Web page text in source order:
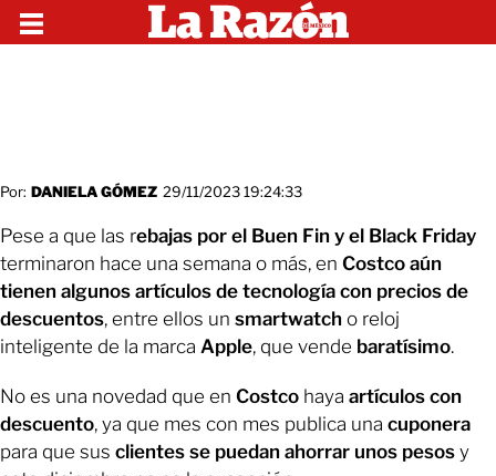
Por: DANIELA GÓMEZ 29/11/2023 19:24:33
Pese a que las rebajas por el Buen Fin y el Black Friday
terminaron hace una semana o más, en Costco aún
tienen algunos artículos de tecnología con precios de
descuentos, entre ellos un smartwatch o reloj
inteligente de la marca Apple, que vende baratísimo.
No es una novedad que en Costco haya artículos con
descuento, ya que mes con mes publica una cuponera
para que sus clientes se puedan ahorrar unos pesos y